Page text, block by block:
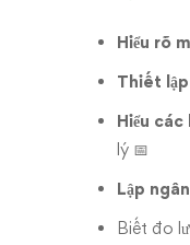
Hiểu rõ
Thiết
Hiểu
lý 📅
Lập
Biết đo